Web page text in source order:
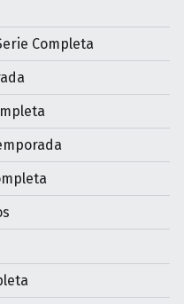
Completa